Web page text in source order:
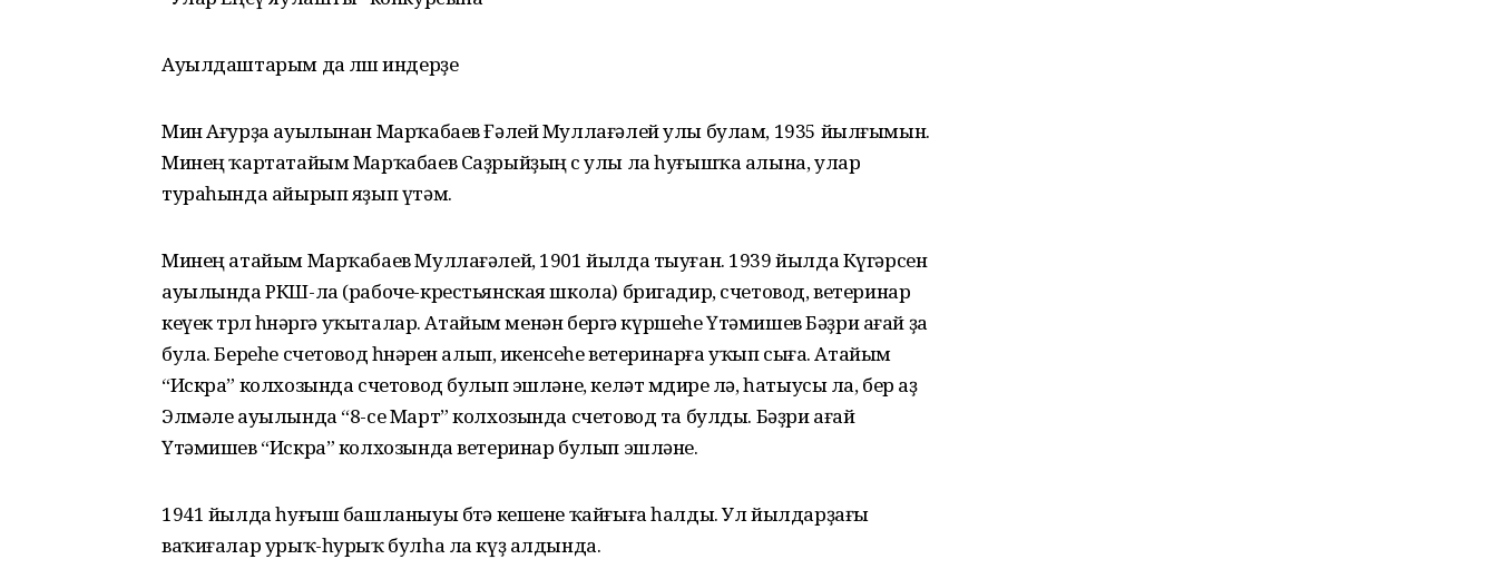
Ауылдаштарым да өлөш индерҙе
Мин Ағурҙа ауылынан Марҡабаев Ғәлей Муллағәлей улы булам, 1935 йылғымын.
Минең ҡартатайым Марҡабаев Саҙрыйҙың өс улы ла һуғышҡа алына, улар
тураһында айырып яҙып үтәм.
Минең атайым Марҡабаев Муллағәлей, 1901 йылда тыуған. 1939 йылда Күгәрсен
ауылында РКШ-ла (рабоче-крестьянская школа) бригадир, счетовод, ветеринар
кеүек төрлө һөнәргә уҡыталар. Атайым менән бергә күршеһе Үтәмишев Бәҙри ағай ҙа
була. Береһе счетовод һөнәрен алып, икенсеһе ветеринарға уҡып сыға. Атайым
“Искра” колхозында счетовод булып эшләне, келәт мөдире лә, һатыусы ла, бер аҙ
Элмәле ауылында “8-се Март” колхозында счетовод та булды. Бәҙри ағай
Үтәмишев “Искра” колхозында ветеринар булып эшләне.
1941 йылда һуғыш башланыуы бөтә кешене ҡайғыға һалды. Ул йылдарҙағы
ваҡиғалар урыҡ-һурыҡ булһа ла күҙ алдында.